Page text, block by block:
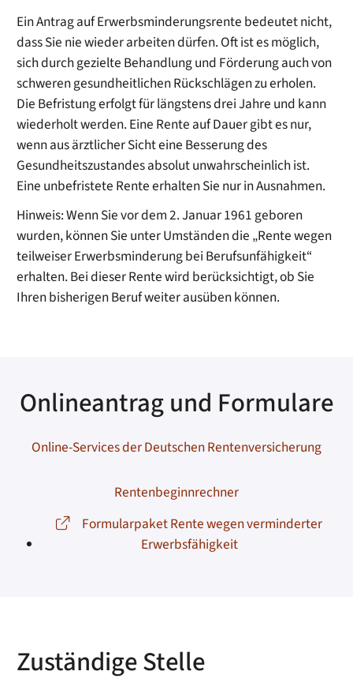
Ein Antrag auf Erwerbsminderungsrente bedeutet nicht,
dass Sie nie wieder arbeiten dürfen. Oft ist es möglich,
sich durch gezielte Behandlung und Förderung auch von
schweren gesundheitlichen Rückschlägen zu erholen.
Die Befristung erfolgt für längstens drei Jahre und kann
wiederholt werden. Eine Rente auf Dauer gibt es nur,
wenn aus ärztlicher Sicht eine Besserung des
Gesundheitszustandes absolut unwahrscheinlich ist.
Eine unbefristete Rente erhalten Sie nur in Ausnahmen.
Hinweis: Wenn Sie vor dem 2. Januar 1961 geboren
wurden, können Sie unter Umständen die „Rente wegen
teilweiser Erwerbsminderung bei Berufsunfähigkeit“
erhalten. Bei dieser Rente wird berücksichtigt, ob Sie
Ihren bisherigen Beruf weiter ausüben können.
Onlineantrag und Formulare
Online-Services der Deutschen Rentenversicherung
Rentenbeginnrechner
Formularpaket Rente wegen verminderter
Erwerbsfähigkeit
Zuständige Stelle